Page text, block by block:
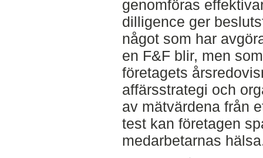
genomföras
dilligence ger
något som har
en F&F blir, men
företagets
affärsstrategi och
av mätvärdena från
test kan företagen
medarbetarnas